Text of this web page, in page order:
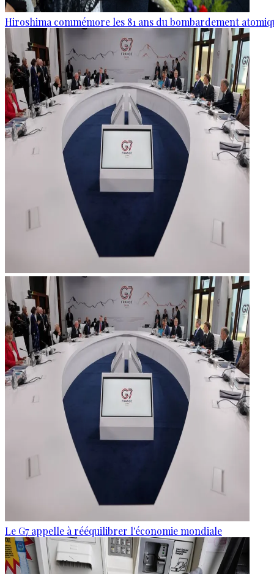
Hiroshima commémore les 81 ans du bombardement
Le G7 appelle à rééquilibrer l'économie mondiale